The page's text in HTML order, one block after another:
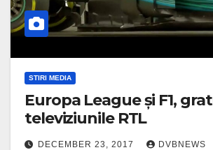
STIRI MEDIA
Europa League și F1,
televiziunile RTL
DECEMBER 23, 2017 DVBNEWS